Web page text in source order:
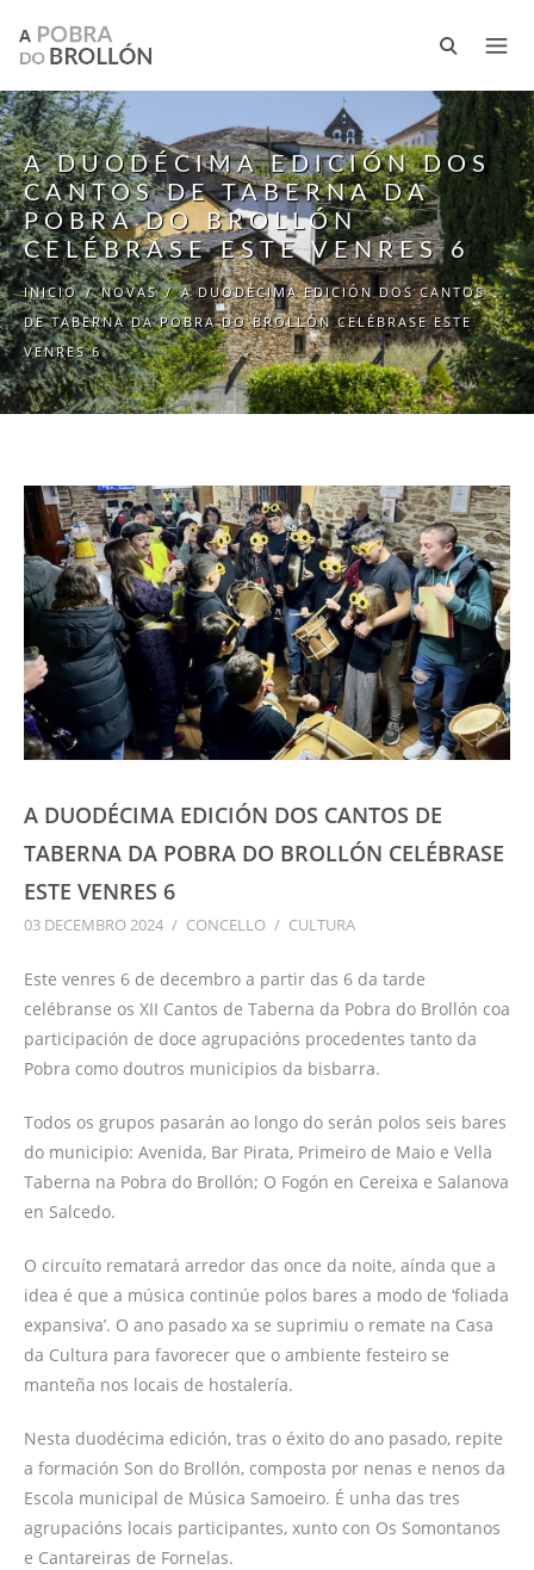
A DUODÉCIMA EDICIÓN DOS
CANTOS DE TABERNA DA
POBRA DO BROLLÓN
CELÉBRASE ESTE VENRES 6
INICIO / NOVAS / A DUODÉCIMA EDICIÓN DOS CANTOS
DE TABERNA DA POBRA DO BROLLÓN CELÉBRASE ESTE
VENRES 6
A DUODÉCIMA EDICIÓN DOS CANTOS DE
TABERNA DA POBRA DO BROLLÓN CELÉBRASE
ESTE VENRES 6
03 DECEMBRO 2024 / CONCELLO / CULTURA
Este venres 6 de decembro a partir das 6 da tarde
celébranse os XII Cantos de Taberna da Pobra do Brollón coa
participación de doce agrupacións procedentes tanto da
Pobra como doutros municipios da bisbarra.
Todos os grupos pasarán ao longo do serán polos seis bares
do municipio: Avenida, Bar Pirata, Primeiro de Maio e Vella
Taberna na Pobra do Brollón; O Fogón en Cereixa e Salanova
en Salcedo.
O circuíto rematará arredor das once da noite, aínda que a
idea é que a música continúe polos bares a modo de ‘foliada
expansiva’. O ano pasado xa se suprimiu o remate na Casa
da Cultura para favorecer que o ambiente festeiro se
manteña nos locais de hostalería.
Nesta duodécima edición, tras o éxito do ano pasado, repite
a formación Son do Brollón, composta por nenas e nenos da
Escola municipal de Música Samoeiro. É unha das tres
agrupacións locais participantes, xunto con Os Somontanos
e Cantareiras de Fornelas.